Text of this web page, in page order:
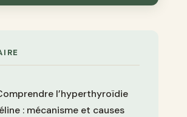
l’hyperthyroïdie
: mécanisme et causes